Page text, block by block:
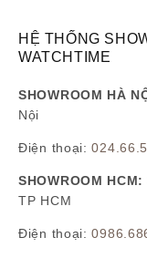
HỆ THỐNG
WATCHTIME
SHOWROOM HÀ
Nội
Điện thoại:
SHOWROOM HCM:
TP HCM
Điện thoại: